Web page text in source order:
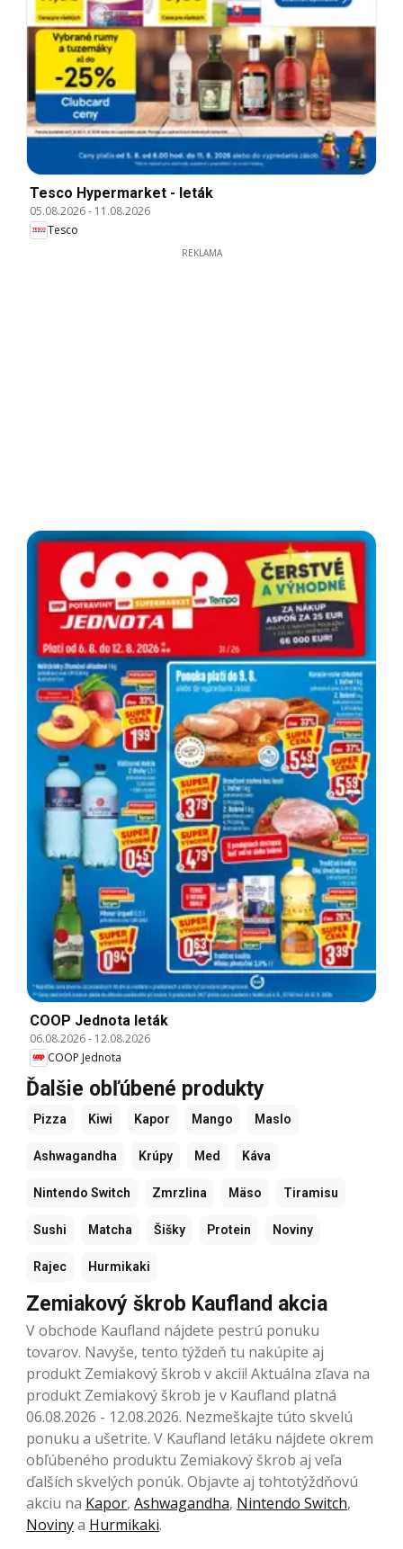
Tesco Hypermarket - leták
05.08.2026- 11.08.2026
Tesco
REKLAMA
COOP Jednota leták
06.08.2026- 12.08.2026
COOP Jednota
Ďalšie obľúbené produkty
Pizza Kiwi Kapor Mango Maslo
Ashwagandha Krúpy Med Káva
Nintendo Switch Zmrzlina Mäso Tiramisu
Sushi Matcha Šišky Protein Noviny
Rajec Hurmikaki
Zemiakový škrob Kaufland akcia
V obchode Kaufland nájdete pestrú ponuku
tovarov. Navyše, tento týždeň tu nakúpite aj
produkt Zemiakový škrob v akcii! Aktuálna zľava na
produkt Zemiakový škrob je v Kaufland platná
06.08.2026 - 12.08.2026. Nezmeškajte túto skvelú
ponuku a ušetrite. V Kaufland letáku nájdete okrem
obľúbeného produktu Zemiakový škrob aj veľa
ďalších skvelých ponúk. Objavte aj tohtotýždňovú
akciu na Kapor, Ashwagandha, Nintendo Switch,
Novinya Hurmikaki.